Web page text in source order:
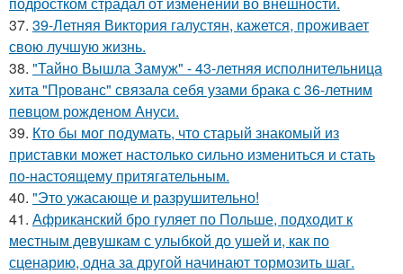
37. 39-Летняя Виктория галустян, кажется, проживает
свою лучшую жизнь.
38. "Тайно Вышла Замуж" - 43-летняя исполнительница
хита "Прованс" связала себя узами брака с 36-летним
певцом рожденом Ануси.
39. Кто бы мог подумать, что старый знакомый из
приставки может настолько сильно измениться и стать
по-настоящему притягательным.
40. "Это ужасающе и разрушительно!
41. Африканский бро гуляет по Польше, подходит к
местным девушкам с улыбкой до ушей и, как по
сценарию, одна за другой начинают тормозить шаг.